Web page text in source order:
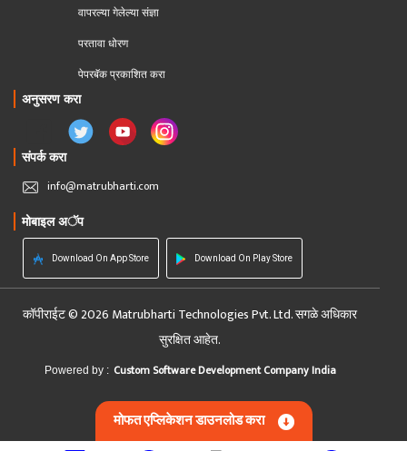
वापरल्या गेलेल्या संज्ञा
परतावा धोरण
पेपरबॅक प्रकाशित करा
अनुसरण करा
संपर्क करा
info@matrubharti.com
मोबाइल अॅप
Download On App Store Download On Play Store
कॉपीराईट © 2026 Matrubharti Technologies Pvt. Ltd. सगळे अधिकार
सुरक्षित आहेत.
Powered by : Custom Software Development Company India
मोफत एप्लिकेशन डाउनलोड करा